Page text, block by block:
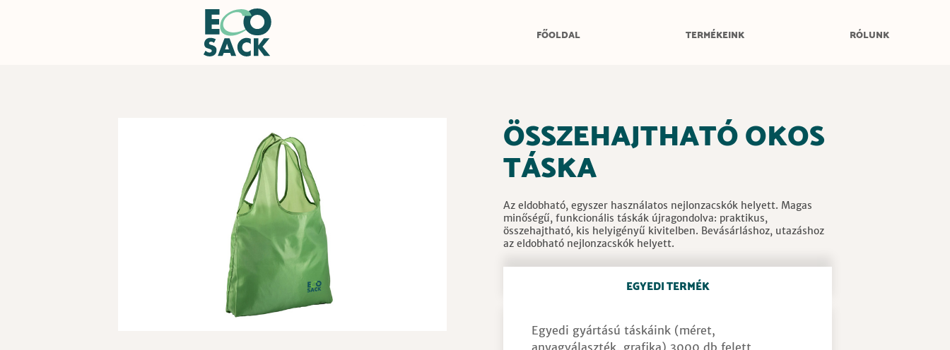
FŐOLDAL TERMÉKEINK RÓLUNK
ÖSSZEHAJTHATÓ OKOS
TÁSKA
Az eldobható, egyszer használatos nejlonzacskók helyett. Magas
minőségű, funkcionális táskák újragondolva: praktikus,
összehajtható, kis helyigényű kivitelben. Bevásárláshoz, utazáshoz
az eldobható nejlonzacskók helyett.
EGYEDI TERMÉK
Egyedi gyártású táskáink (méret,
anyagválaszték, grafika) 3000 db felett